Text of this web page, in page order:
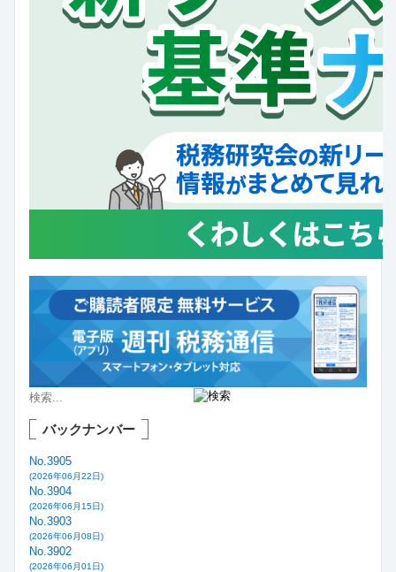
バックナンバー
No.3905
(2026年06月22日)
No.3904
(2026年06月15日)
No.3903
(2026年06月08日)
No.3902
(2026年06月01日)